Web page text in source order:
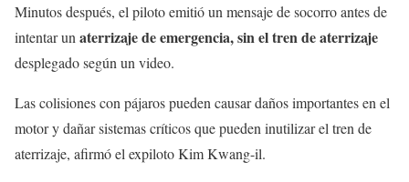
Minutos después, el piloto emitió un mensaje de socorro antes de
intentar un aterrizaje de emergencia, sin el tren de aterrizaje
desplegado según un video.
Las colisiones con pájaros pueden causar daños importantes en el
motor y dañar sistemas críticos que pueden inutilizar el tren de
aterrizaje, afirmó el expiloto Kim Kwang-il.